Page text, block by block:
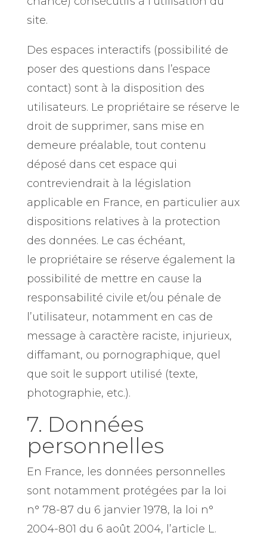
site.
Des espaces interactifs (possibilité de
poser des questions dans l’espace
contact) sont à la disposition des
utilisateurs. Le propriétaire se réserve le
droit de supprimer, sans mise en
demeure préalable, tout contenu
déposé dans cet espace qui
contreviendrait à la législation
applicable en France, en particulier aux
dispositions relatives à la protection
des données. Le cas échéant,
le propriétaire se réserve également la
possibilité de mettre en cause la
responsabilité civile et/ou pénale de
l’utilisateur, notamment en cas de
message à caractère raciste, injurieux,
diffamant, ou pornographique, quel
que soit le support utilisé (texte,
photographie, etc.).
7. Données
personnelles
En France, les données personnelles
sont notamment protégées par la loi
n° 78-87 du 6 janvier 1978, la loi n°
2004-801 du 6 août 2004, l’article L.